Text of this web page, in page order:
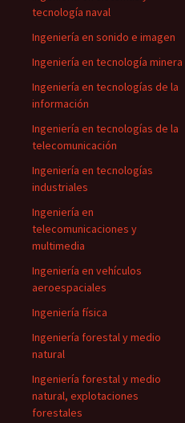
tecnología naval
Ingeniería en sonido e imagen
Ingeniería en tecnología minera
Ingeniería en tecnologías de la
información
Ingeniería en tecnologías de la
telecomunicación
Ingeniería en tecnologías
industriales
Ingeniería en
telecomunicaciones y
multimedia
Ingeniería en vehículos
aeroespaciales
Ingeniería física
Ingeniería forestal y medio
natural
Ingeniería forestal y medio
natural, explotaciones
forestales